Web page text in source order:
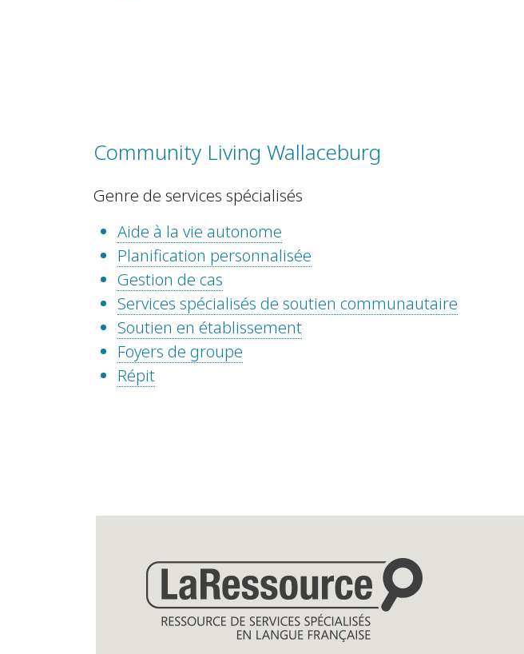
Community Living Wallaceburg
Genre de services spécialisés
Aide à la vie autonome
Planification personnalisée
Gestion de cas
Services spécialisés de soutien communautaire
Soutien en établissement
Foyers de groupe
Répit